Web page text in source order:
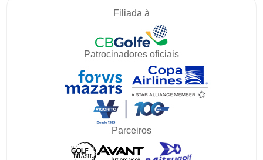
Filiada à
Patrocinadores oficiais
Parceiros